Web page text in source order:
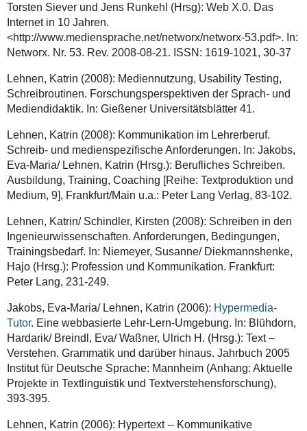
Torsten Siever und Jens Runkehl (Hrsg): Web X.0. Das
Internet in 10 Jahren.
<http://www.mediensprache.net/networx/networx-53.pdf>. In:
Networx. Nr. 53. Rev. 2008-08-21. ISSN: 1619-1021, 30-37
Lehnen, Katrin (2008): Mediennutzung, Usability Testing,
Schreibroutinen. Forschungsperspektiven der Sprach- und
Mediendidaktik. In: Gießener Universitätsblätter 41.
Lehnen, Katrin (2008): Kommunikation im Lehrerberuf.
Schreib- und medienspezifische Anforderungen. In: Jakobs,
Eva-Maria/ Lehnen, Katrin (Hrsg.): Berufliches Schreiben.
Ausbildung, Training, Coaching [Reihe: Textproduktion und
Medium, 9], Frankfurt/Main u.a.: Peter Lang Verlag, 83-102.
Lehnen, Katrin/ Schindler, Kirsten (2008): Schreiben in den
Ingenieurwissenschaften. Anforderungen, Bedingungen,
Trainingsbedarf. In: Niemeyer, Susanne/ Diekmannshenke,
Hajo (Hrsg.): Profession und Kommunikation. Frankfurt:
Peter Lang, 231-249.
Jakobs, Eva-Maria/ Lehnen, Katrin (2006): Hypermedia-
Tutor. Eine webbasierte Lehr-Lern-Umgebung. In: Blühdorn,
Hardarik/ Breindl, Eva/ Waßner, Ulrich H. (Hrsg.): Text –
Verstehen. Grammatik und darüber hinaus. Jahrbuch 2005
Institut für Deutsche Sprache: Mannheim (Anhang: Aktuelle
Projekte in Textlinguistik und Textverstehensforschung),
393-395.
Lehnen, Katrin (2006): Hypertext -- Kommunikative